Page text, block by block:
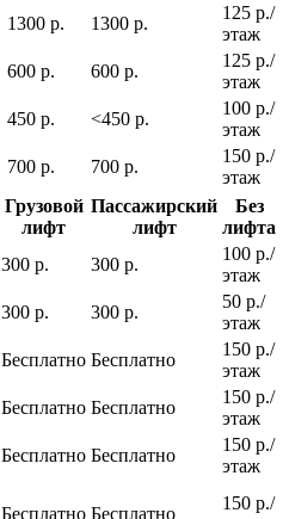
1300 р. 1300 р.
125 р./
этаж
600 р. 600 р.
125 р./
этаж
450 р. <450 р.
100 р./
этаж
700 р. 700 р.
150 р./
этаж
Грузовой
лифт
Пассажирский
лифт
Без
лифта
300 р. 300 р.
100 р./
этаж
300 р. 300 р.
50 р./
этаж
Бесплатно Бесплатно
150 р./
этаж
Бесплатно Бесплатно
150 р./
этаж
Бесплатно Бесплатно
150 р./
этаж
Бесплатно Бесплатно
150 р./